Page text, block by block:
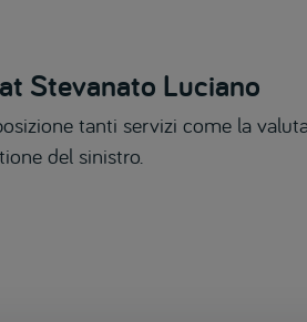
Stevanato Luciano
tanti servizi come la
del sinistro.